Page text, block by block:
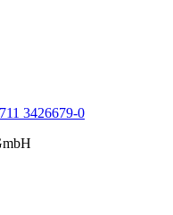
3426679-0